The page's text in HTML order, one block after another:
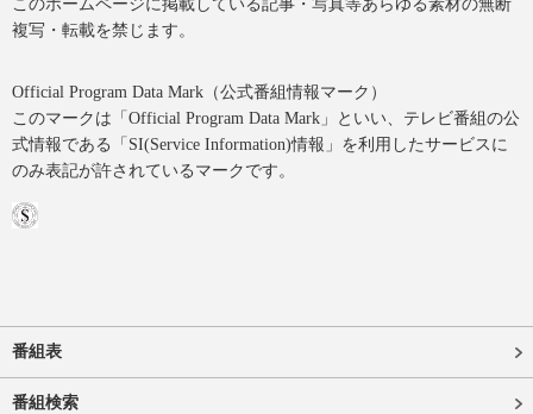
このホームページに掲載している記事・写真等あらゆる素材の無断
複写・転載を禁じます。
Official Program Data Mark（公式番組情報マーク）
このマークは「Official Program Data Mark」といい、テレビ番組の公
式情報である「SI(Service Information)情報」を利用したサービスに
のみ表記が許されているマークです。
番組表
番組検索